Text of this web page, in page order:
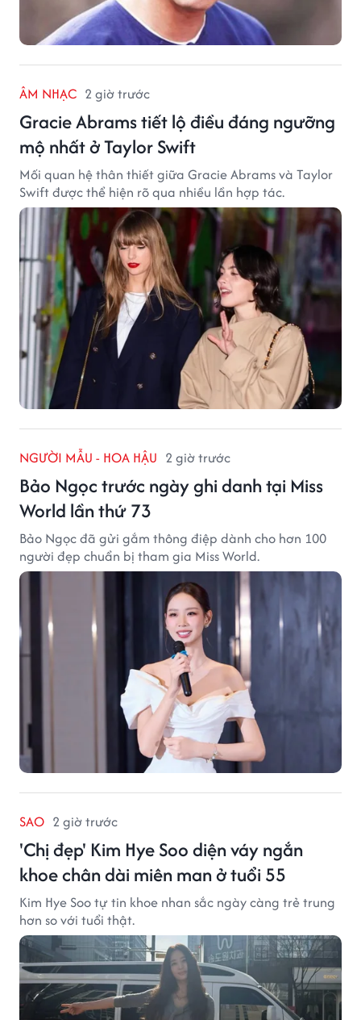
ÂM NHẠC 2 giờ trước
Gracie Abrams tiết lộ điều đáng ngưỡng
mộ nhất ở Taylor Swift
Mối quan hệ thân thiết giữa Gracie Abrams và Taylor
Swift được thể hiện rõ qua nhiều lần hợp tác.
NGƯỜI MẪU - HOA HẬU 2 giờ trước
Bảo Ngọc trước ngày ghi danh tại Miss
World lần thứ 73
Bảo Ngọc đã gửi gắm thông điệp dành cho hơn 100
người đẹp chuẩn bị tham gia Miss World.
SAO 2 giờ trước
'Chị đẹp' Kim Hye Soo diện váy ngắn
khoe chân dài miên man ở tuổi 55
Kim Hye Soo tự tin khoe nhan sắc ngày càng trẻ trung
hơn so với tuổi thật.